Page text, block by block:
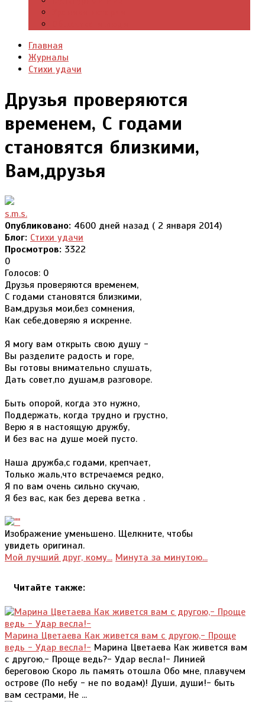
Главная
Журналы
Стихи удачи
Друзья проверяются
временем, С годами
становятся близкими,
Вам,друзья
s.m.s.
Опубликовано: 4600 дней назад ( 2 января 2014)
Блог: Стихи удачи
Просмотров: 3322
0
Голосов: 0
Друзья проверяются временем,
С годами становятся близкими,
Вам,друзья мои,без сомнения,
Как себе,доверяю я искренне.
Я могу вам открыть свою душу -
Вы разделите радость и горе,
Вы готовы внимательно слушать,
Дать совет,по душам,в разговоре.
Быть опорой, когда это нужно,
Поддержать, когда трудно и грустно,
Верю я в настоящую дружбу,
И без вас на душе моей пусто.
Наша дружба,с годами, крепчает,
Только жаль,что встречаемся редко,
Я по вам очень сильно скучаю,
Я без вас, как без дерева ветка .
Изображение уменьшено. Щелкните, чтобы
увидеть оригинал.
Мой лучший друг, кому... Минута за минутою...
Читайте также:
Марина Цветаева Как живется вам с другою,- Проще
ведь - Удар весла!- Марина Цветаева Как живется вам
с другою,- Проще ведь?- Удар весла!- Линией
береговою Скоро ль память отошла Обо мне, плавучем
острове (По небу - не по водам)! Души, души!- быть
вам сестрами, Не ...